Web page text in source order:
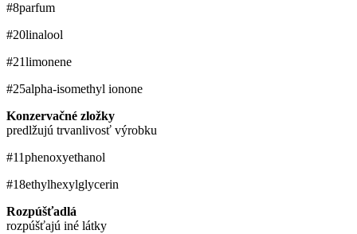
#8parfum
#20linalool
#21limonene
#25alpha-isomethyl ionone
Konzervačné zložky
predlžujú trvanlivosť výrobku
#11phenoxyethanol
#18ethylhexylglycerin
Rozpúšťadlá
rozpúšťajú iné látky